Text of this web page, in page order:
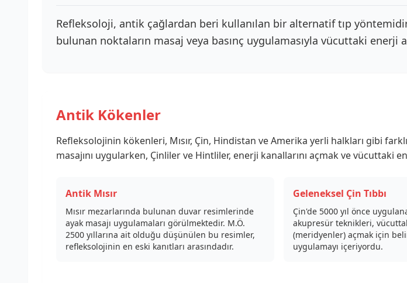
Refleksoloji, antik çağlardan beri kullanılan bir alternatif tıp
bulunan noktaların masaj veya basınç uygulamasıyla vücuttaki enerji
Antik Kökenler
Refleksolojinin kökenleri, Mısır, Çin, Hindistan ve Amerika yerli halkları gibi
masajını uygularken, Çinliler ve Hintliler, enerji kanallarını açmak ve vücuttaki
Antik Mısır
Mısır mezarlarında bulunan duvar resimlerinde
ayak masajı uygulamaları görülmektedir. M.Ö.
2500 yıllarına ait olduğu düşünülen bu resimler,
refleksolojinin en eski kanıtları arasındadır.
Geleneksel Çin Tıbbı
Çin'de 5000 yıl önce
akupresür teknikleri,
(meridyenler) açmak için
uygulamayı içeriyordu.